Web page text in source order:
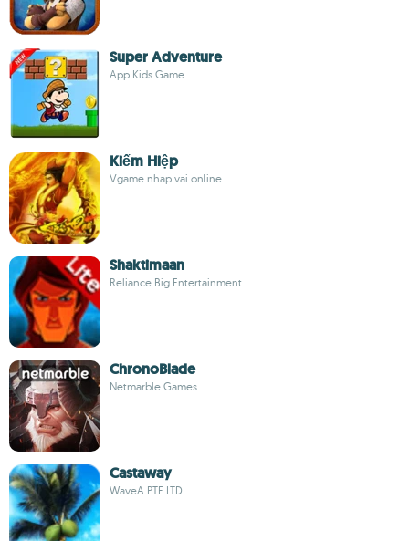
Super Adventure
App Kids Game
Kiếm Hiệp
Vgame nhap vai online
Shaktimaan
Reliance Big Entertainment
ChronoBlade
Netmarble Games
Castaway
WaveA PTE.LTD.